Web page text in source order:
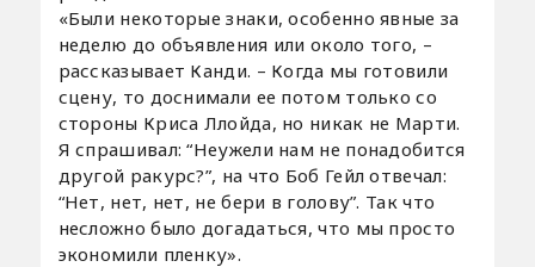
«Были некоторые знаки, особенно явные за
неделю до объявления или около того, –
рассказывает Канди. – Когда мы готовили
сцену, то доснимали ее потом только со
стороны Криса Ллойда, но никак не Марти.
Я спрашивал: “Неужели нам не понадобится
другой ракурс?”, на что Боб Гейл отвечал:
“Нет, нет, нет, не бери в голову”. Так что
несложно было догадаться, что мы просто
экономили пленку».